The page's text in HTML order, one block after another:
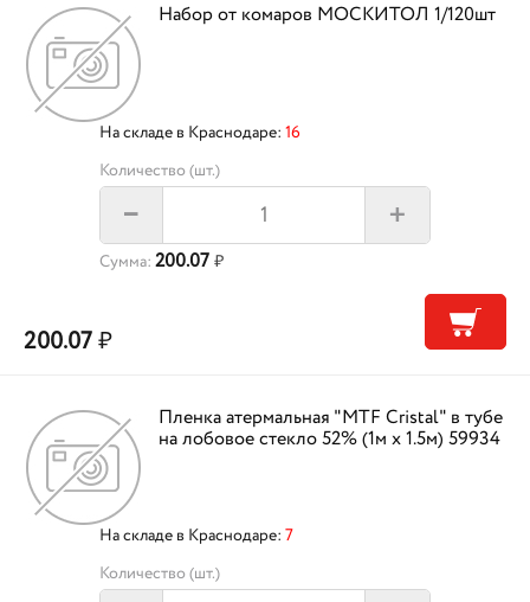
Набор от комаров МОСКИТОЛ 1/120шт
На складе в Краснодаре: 16
Количество (шт.)
– +
Сумма: 200.07 ₽
200.07₽
Пленка атермальная "MTF Cristal" в тубе
на лобовое стекло 52% (1м х 1.5м) 59934
На складе в Краснодаре: 7
Количество (шт.)